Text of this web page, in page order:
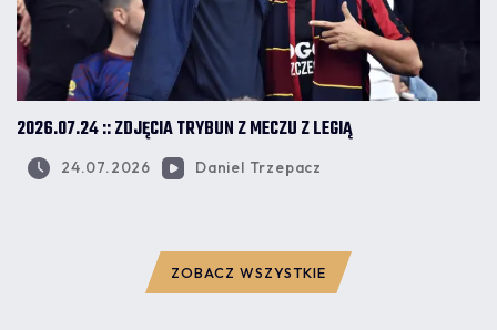
2026.07.24 :: ZDJĘCIA TRYBUN Z MECZU Z LEGIĄ
24.07.2026 Daniel Trzepacz
ZOBACZ WSZYSTKIE